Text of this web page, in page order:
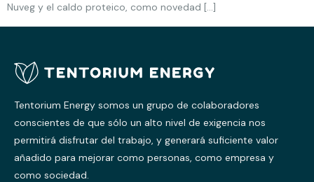
Nuveg y el caldo proteico, como novedad […]
Tentorium Energy somos un grupo de colaboradores
conscientes de que sólo un alto nivel de exigencia nos
permitirá disfrutar del trabajo, y generará suficiente valor
añadido para mejorar como personas, como empresa y
como sociedad.